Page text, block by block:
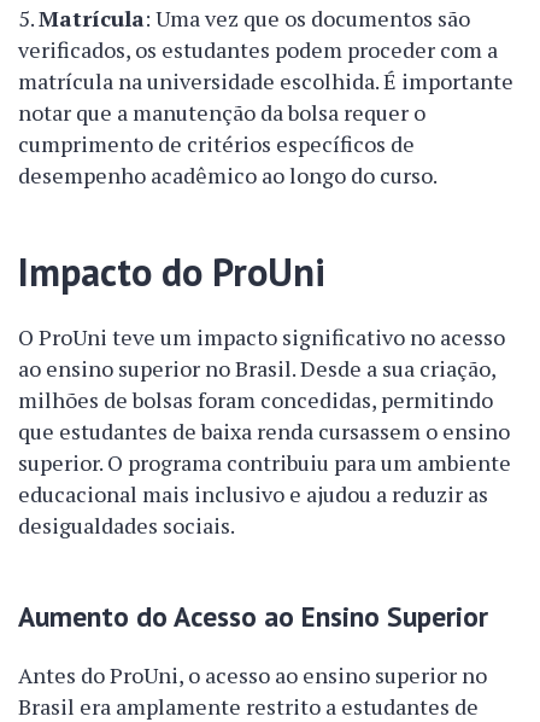
Matrícula: Uma vez que os documentos são
verificados, os estudantes podem proceder com a
matrícula na universidade escolhida. É importante
notar que a manutenção da bolsa requer o
cumprimento de critérios específicos de
desempenho acadêmico ao longo do curso.
Impacto do ProUni
O ProUni teve um impacto significativo no acesso
ao ensino superior no Brasil. Desde a sua criação,
milhões de bolsas foram concedidas, permitindo
que estudantes de baixa renda cursassem o ensino
superior. O programa contribuiu para um ambiente
educacional mais inclusivo e ajudou a reduzir as
desigualdades sociais.
Aumento do Acesso ao Ensino Superior
Antes do ProUni, o acesso ao ensino superior no
Brasil era amplamente restrito a estudantes de